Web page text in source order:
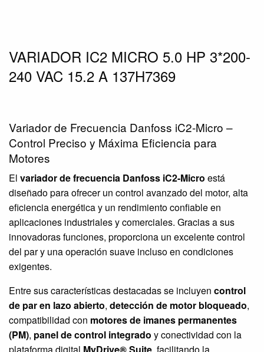
VARIADOR IC2 MICRO 5.0 HP 3*200-
240 VAC 15.2 A 137H7369
Variador de Frecuencia Danfoss iC2-Micro –
Control Preciso y Máxima Eficiencia para
Motores
El variador de frecuencia Danfoss iC2-Micro está
diseñado para ofrecer un control avanzado del motor, alta
eficiencia energética y un rendimiento confiable en
aplicaciones industriales y comerciales. Gracias a sus
innovadoras funciones, proporciona un excelente control
del par y una operación suave incluso en condiciones
exigentes.
Entre sus características destacadas se incluyen control
de par en lazo abierto, detección de motor bloqueado,
compatibilidad con motores de imanes permanentes
(PM), panel de control integrado y conectividad con la